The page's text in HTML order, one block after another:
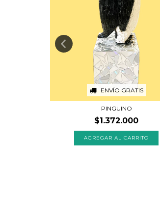
ENVÍO GRATIS
PINGUINO
$1.372.000